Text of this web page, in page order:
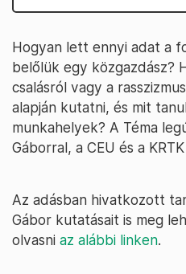
Hogyan lett ennyi adat a
belőlük egy közgazdász?
csalásról vagy a
alapján kutatni, és mit
munkahelyek? A Téma
Gáborral, a CEU és a
Az adásban hivatkozott
Gábor kutatásait is meg
olvasni az alábbi linken.